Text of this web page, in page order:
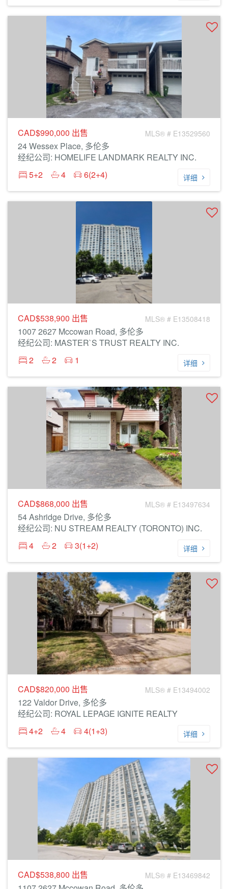
CAD$990,000 出售 MLS® # E13529560
24 Wessex Place, 多伦多
经纪公司: HOMELIFE LANDMARK REALTY INC.
5+2
4 6(2+4) 详细
CAD$538,900 出售 MLS® # E13508418
1007 2627 Mccowan Road, 多伦多
经纪公司: MASTER`S TRUST REALTY INC.
2
2 1 详细
CAD$868,000 出售 MLS® # E13497634
54 Ashridge Drive, 多伦多
经纪公司: NU STREAM REALTY (TORONTO) INC.
4
2 3(1+2) 详细
CAD$820,000 出售 MLS® # E13494002
122 Valdor Drive, 多伦多
经纪公司: ROYAL LEPAGE IGNITE REALTY
4+2
4 4(1+3) 详细
CAD$538,800 出售 MLS® # E13469842